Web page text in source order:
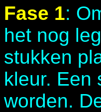
Fase 1:
het nog
stukken
kleur. Een
worden.